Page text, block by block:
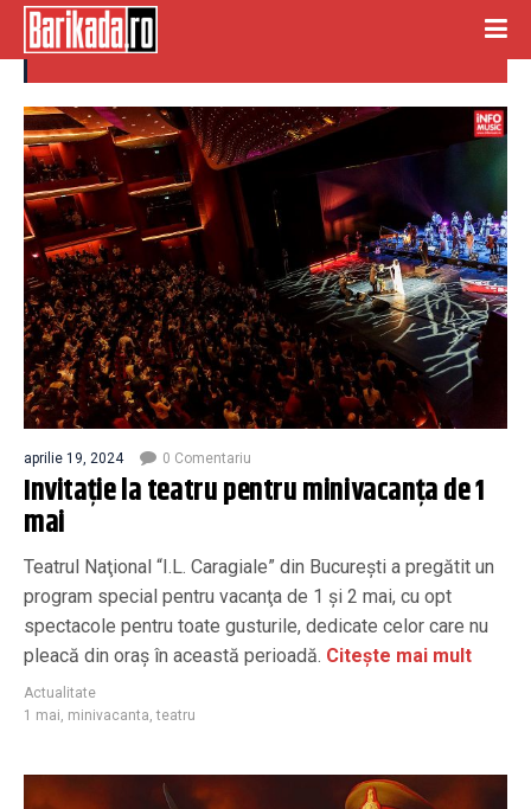
teatru
aprilie 19, 2024 0 Comentariu
Invitație la teatru pentru minivacanța de 1
mai
Teatrul Naţional “I.L. Caragiale” din Bucureşti a pregătit un
program special pentru vacanţa de 1 şi 2 mai, cu opt
spectacole pentru toate gusturile, dedicate celor care nu
pleacă din oraş în această perioadă. Citește mai mult
Actualitate
1 mai, minivacanta,teatru